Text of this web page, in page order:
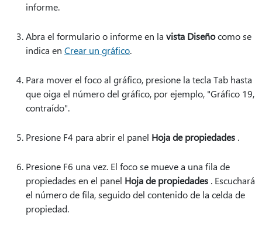
informe.
Abra el formulario o informe en la vista Diseñocomo se
indica en Crear un gráfico.
Para mover el foco al gráfico, presione la tecla Tab hasta
que oiga el número del gráfico, por ejemplo, "Gráfico 19,
contraído".
Presione F4 para abrir el panel Hoja de propiedades .
Presione F6 una vez. El foco se mueve a una fila de
propiedades en el panel Hoja de propiedades . Escuchará
el número de fila, seguido del contenido de la celda de
propiedad.